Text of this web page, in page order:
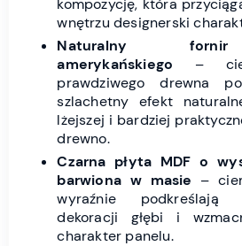
kompozycję, która
wnętrzu designerski
Naturalny
amerykańskiego –
prawdziwego drewna
szlachetny efekt
lżejszej i bardziej
drewno.
Czarna płyta MDF o
barwiona w masie –
wyraźnie podkreślają
dekoracji głębi i
charakter panelu.